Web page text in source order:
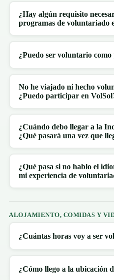
¿Hay algún requisito
programas de voluntariado
¿Puedo ser voluntario
No he viajado ni hecho
¿Puedo participar en
¿Cuándo debo llegar a la
¿Qué pasará una vez que
¿Qué pasa si no hablo el
mi experiencia de
ALOJAMIENTO, COMIDAS Y
¿Cuántas horas voy a ser
¿Cómo llego a la ubicación